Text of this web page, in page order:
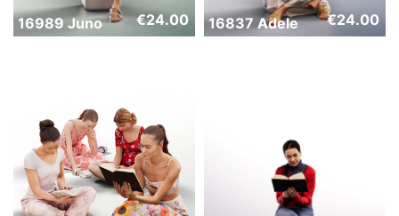
16989 Juno €24.00 16837 Adele €24.00